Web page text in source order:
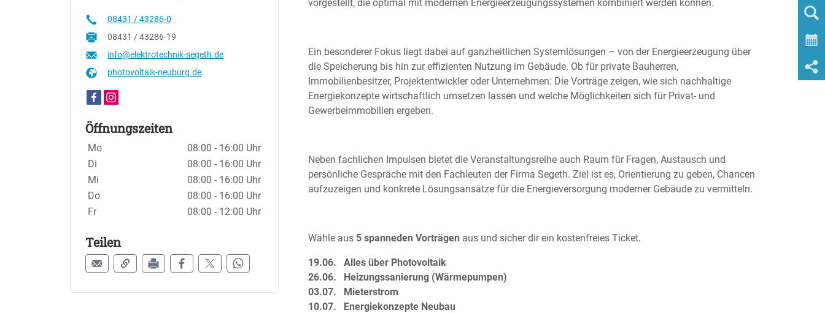
vorgestellt, die optimal mit modernen Energieerzeugungssystemen kombiniert werden können.
Ein besonderer Fokus liegt dabei auf ganzheitlichen Systemlösungen – von der Energieerzeugung über
die Speicherung bis hin zur effizienten Nutzung im Gebäude. Ob für private Bauherren,
Immobilienbesitzer, Projektentwickler oder Unternehmen: Die Vorträge zeigen, wie sich nachhaltige
Energiekonzepte wirtschaftlich umsetzen lassen und welche Möglichkeiten sich für Privat- und
Gewerbeimmobilien ergeben.
Neben fachlichen Impulsen bietet die Veranstaltungsreihe auch Raum für Fragen, Austausch und
persönliche Gespräche mit den Fachleuten der Firma Segeth. Ziel ist es, Orientierung zu geben, Chancen
aufzuzeigen und konkrete Lösungsansätze für die Energieversorgung moderner Gebäude zu vermitteln.
Wähle aus 5 spanneden Vorträgen aus und sicher dir ein kostenfreies Ticket.
19.06. Alles über Photovoltaik
26.06. Heizungssanierung (Wärmepumpen)
03.07. Mieterstrom
10.07. Energiekonzepte Neubau
08431 / 43286-0
08431 / 43286-19
info@elektrotechnik-segeth.de
photovoltaik-neuburg.de
Öffnungszeiten
Wochentage / Monate
Öffnungszeiten / Hinweise
Mo
08:00 - 16:00 Uhr
Di
08:00 - 16:00 Uhr
Mi
08:00 - 16:00 Uhr
Do
08:00 - 16:00 Uhr
Fr
08:00 - 12:00 Uhr
Teilen